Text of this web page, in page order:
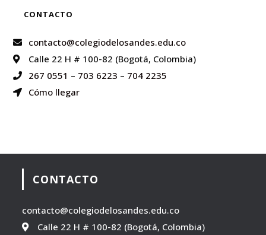
CONTACTO
contacto@colegiodelosandes.edu.co
Calle 22 H # 100-82 (Bogotá, Colombia)
267 0551 – 703 6223 – 704 2235
Cómo llegar
CONTACTO
contacto@colegiodelosandes.edu.co
Calle 22 H # 100-82 (Bogotá, Colombia)